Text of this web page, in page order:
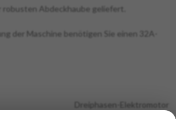
Abdeckhaube geliefert.
der Maschine benötigen Sie einen 32A-
Dreiphasen-Elektromotor